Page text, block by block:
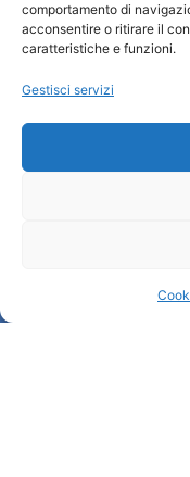
comportamento di
acconsentire o ritirare il
caratteristiche e funzioni.
Gestisci servizi
Chi siamo
Informazioni e
Cookie Policy
Amministrazione